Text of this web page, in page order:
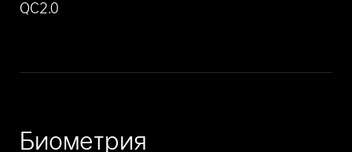
QC2.0
Биометрия